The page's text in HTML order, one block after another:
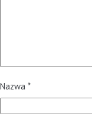
Nazwa *